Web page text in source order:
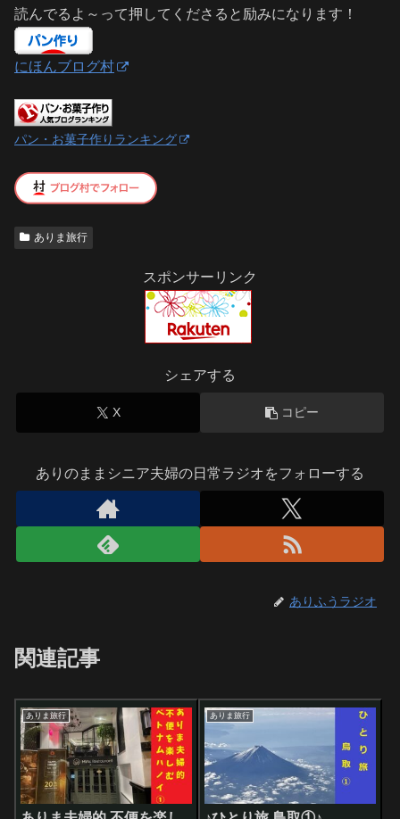
読んでるよ～って押してくださると励みになります！
にほんブログ村
パン・お菓子作りランキング
ありま旅行
スポンサーリンク
シェアする
X コピー
ありのままシニア夫婦の日常ラジオをフォローする
ありふうラジオ
関連記事
ありま旅行 ありま旅行